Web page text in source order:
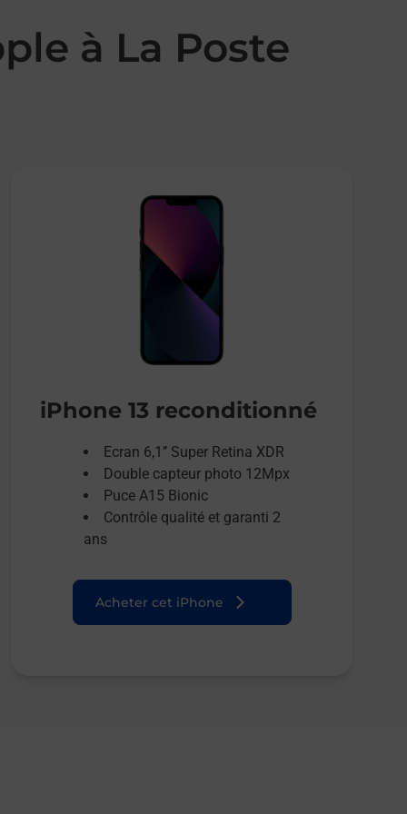
à La Poste
iPhone 13 reconditionné
Ecran 6,1’’ Super Retina XDR
Double capteur photo 12Mpx
Puce A15 Bionic
Contrôle qualité et garanti 2
ans
Acheter cet iPhone